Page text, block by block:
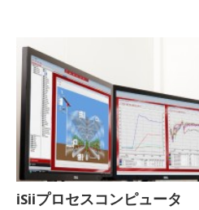
iSiiプロセスコンピュータ